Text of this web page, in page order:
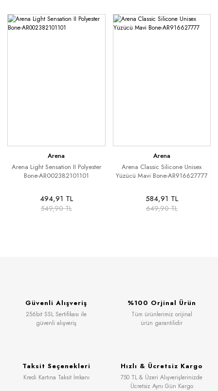
Arena
Arena Light Sensation II Polyester
Bone-AR002382101101
494,91 TL
549,90 TL
Arena
Arena Classic Silicone Unisex
Yüzücü Mavi Bone-AR916627777
584,91 TL
649,90 TL
Güvenli Alışveriş
256bit SSL Sertifikası ile
güvenli alışveriş
%100 Orjinal Ürün
Tüm ürünlerimiz orijinal
ürün garantilidir
Taksit Seçenekleri
Kredi Kartına Taksit İmkanı
Hızlı & Ücretsiz Kargo
750 TL & Üzeri Alışverişlerinizde
Ücretsiz Aynı Gün Kargo